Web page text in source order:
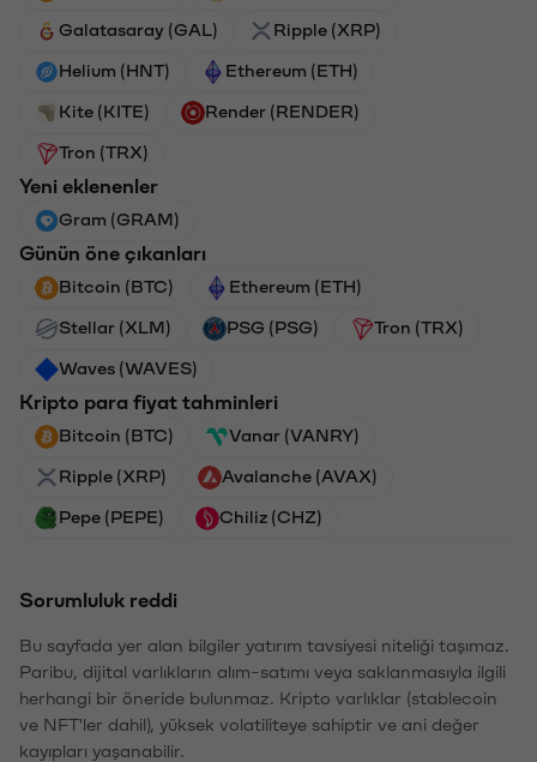
Galatasaray (GAL) Ripple (XRP)
Helium (HNT) Ethereum (ETH)
Kite (KITE) Render (RENDER)
Tron (TRX)
Yeni eklenenler
Gram (GRAM)
Günün öne çıkanları
Bitcoin (BTC) Ethereum (ETH)
Stellar (XLM) PSG (PSG) Tron (TRX)
Waves (WAVES)
Kripto para fiyat tahminleri
Bitcoin (BTC) Vanar (VANRY)
Ripple (XRP) Avalanche (AVAX)
Pepe (PEPE) Chiliz (CHZ)
Sorumluluk reddi
Bu sayfada yer alan bilgiler yatırım tavsiyesi niteliği taşımaz.
Paribu, dijital varlıkların alım-satımı veya saklanmasıyla ilgili
herhangi bir öneride bulunmaz. Kripto varlıklar (stablecoin
ve NFT'ler dahil), yüksek volatiliteye sahiptir ve ani değer
kayıpları yaşanabilir.